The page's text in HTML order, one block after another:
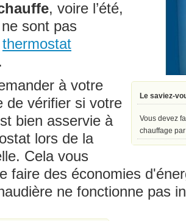
Le saviez-
Vous devez
chauffage
, voire l’été,
ne sont pas
thermostat
à votre
de vérifier si votre
bien asservie à
lors de la
Cela vous
faire des économies
ne fonctionne pas